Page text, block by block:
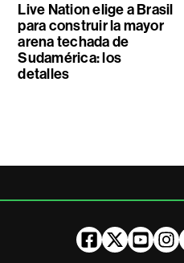
Live Nation elige a Brasil
para construir la mayor
arena techada de
Sudamérica: los
detalles